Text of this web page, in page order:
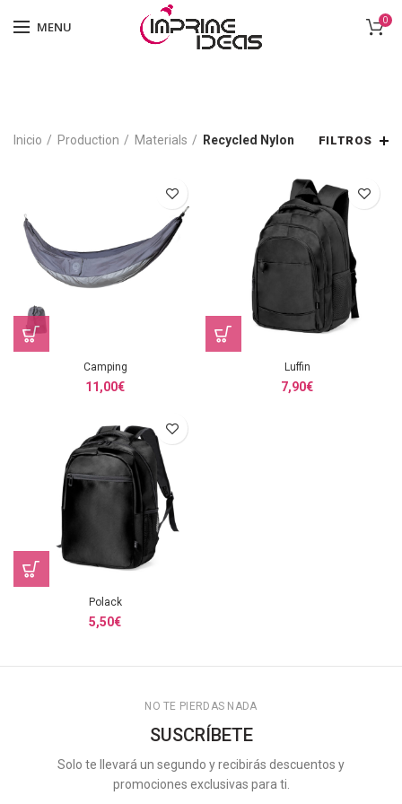
MENU 0
Inicio Production Materials Recycled Nylon FILTROS
Camping
11,00€
Luffin
7,90€
Polack
5,50€
NO TE PIERDAS NADA
SUSCRÍBETE
Solo te llevará un segundo y recibirás descuentos y
promociones exclusivas para ti.